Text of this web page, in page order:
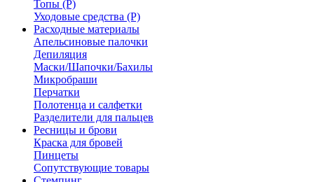
Топы (Р)
Уходовые средства (Р)
Расходные материалы
Апельсиновые палочки
Депиляция
Маски/Шапочки/Бахилы
Микробраши
Перчатки
Полотенца и салфетки
Разделители для пальцев
Ресницы и брови
Краска для бровей
Пинцеты
Сопутствующие товары